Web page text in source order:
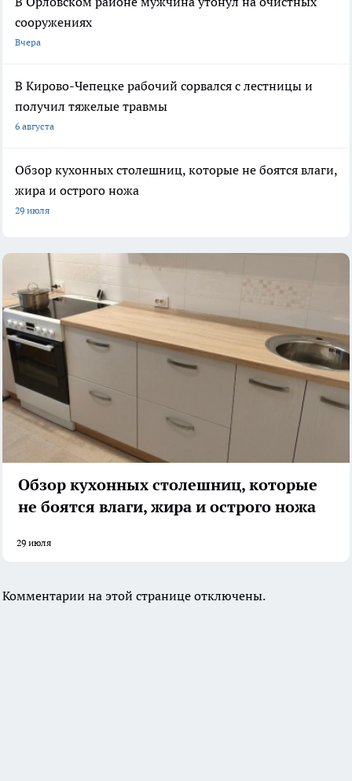
сооружениях
Вчера
В Кирово-Чепецке рабочий сорвался с лестницы и
получил тяжелые травмы
6 августа
Обзор кухонных столешниц, которые не боятся влаги,
жира и острого ножа
29 июля
Обзор кухонных столешниц, которые
не боятся влаги, жира и острого ножа
29 июля
Комментарии на этой странице отключены.